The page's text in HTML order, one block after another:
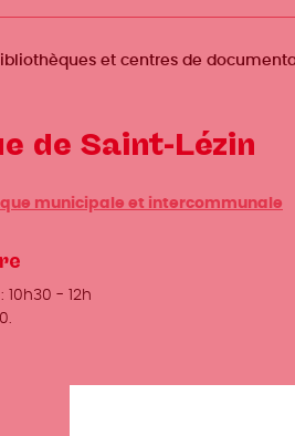
et centres de
de Saint-Lézin
municipale et intercommunale
- 12h